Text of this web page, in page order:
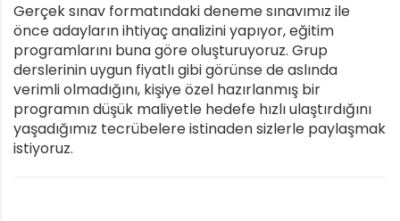
Gerçek sınav formatındaki deneme sınavımız ile
önce adayların ihtiyaç analizini yapıyor, eğitim
programlarını buna göre oluşturuyoruz. Grup
derslerinin uygun fiyatlı gibi görünse de aslında
verimli olmadığını, kişiye özel hazırlanmış bir
programın düşük maliyetle hedefe hızlı ulaştırdığını
yaşadığımız tecrübelere istinaden sizlerle paylaşmak
istiyoruz.